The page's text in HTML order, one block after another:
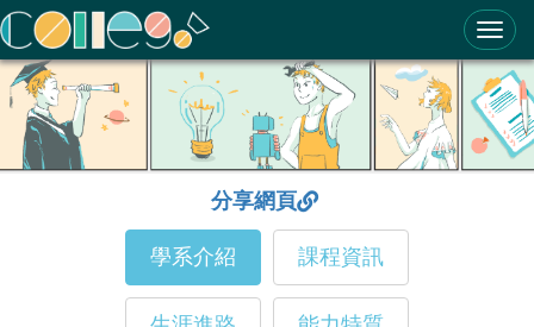
ColleGo! 大學選才與高中育才輔助系統
分享網頁
學系介紹 課程資訊